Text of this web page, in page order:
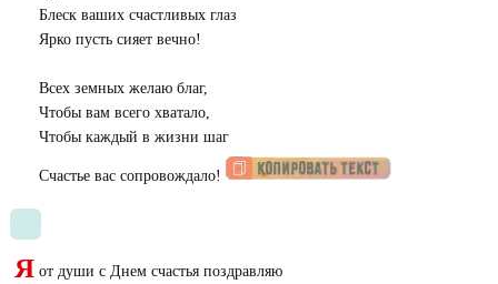
Блеск ваших счастливых глаз
Ярко пусть сияет вечно!
Всех земных желаю благ,
Чтобы вам всего хватало,
Чтобы каждый в жизни шаг
Счастье вас сопровождало!
Я от души с Днем счастья поздравляю